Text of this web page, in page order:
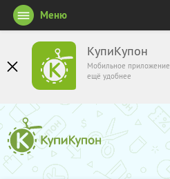
КупиКупон
Мобильное приложение
ещё удобнее
Меню